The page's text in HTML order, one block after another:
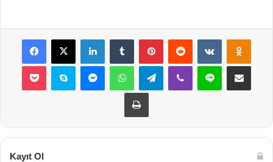
Facebook
X LinkedInTumblr PinterestReddit VKontakte
Pocket Skype MessengerWhatsAppTelegramViber Line E-Posta ile
Yazdır
Kayıt Ol